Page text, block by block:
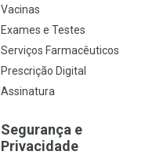
Vacinas
Exames e Testes
Serviços Farmacêuticos
Prescrição Digital
Assinatura
Segurança e
Privacidade